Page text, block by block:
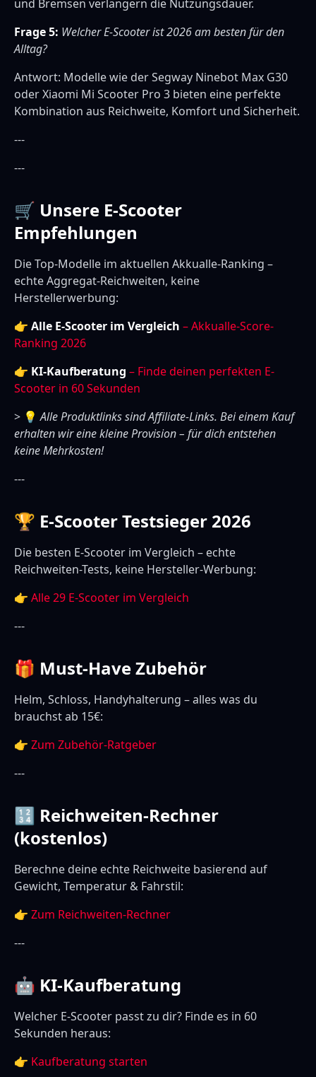
und Bremsen verlängern die Nutzungsdauer.
Frage 5: Welcher E-Scooter ist 2026 am besten für den
Alltag?
Antwort: Modelle wie der Segway Ninebot Max G30
oder Xiaomi Mi Scooter Pro 3 bieten eine perfekte
Kombination aus Reichweite, Komfort und Sicherheit.
---
---
🛒 Unsere E-Scooter
Empfehlungen
Die Top-Modelle im aktuellen Akkualle-Ranking –
echte Aggregat-Reichweiten, keine
Herstellerwerbung:
👉 Alle E-Scooter im Vergleich – Akkualle-Score-
Ranking 2026
👉 KI-Kaufberatung – Finde deinen perfekten E-
Scooter in 60 Sekunden
> 💡Alle Produktlinks sind Affiliate-Links. Bei einem Kauf
erhalten wir eine kleine Provision – für dich entstehen
keine Mehrkosten!
---
🏆 E-Scooter Testsieger 2026
Die besten E-Scooter im Vergleich – echte
Reichweiten-Tests, keine Hersteller-Werbung:
👉 Alle 29 E-Scooter im Vergleich
---
🎁 Must-Have Zubehör
Helm, Schloss, Handyhalterung – alles was du
brauchst ab 15€:
👉 Zum Zubehör-Ratgeber
---
🔢 Reichweiten-Rechner
(kostenlos)
Berechne deine echte Reichweite basierend auf
Gewicht, Temperatur & Fahrstil:
👉 Zum Reichweiten-Rechner
---
🤖 KI-Kaufberatung
Welcher E-Scooter passt zu dir? Finde es in 60
Sekunden heraus:
👉 Kaufberatung starten